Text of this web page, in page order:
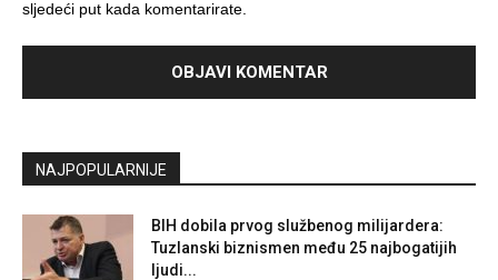
sljedeći put kada komentarirate.
NAJPOPULARNIJE
BIH dobila prvog službenog milijardera:
Tuzlanski biznismen među 25 najbogatijih
ljudi...